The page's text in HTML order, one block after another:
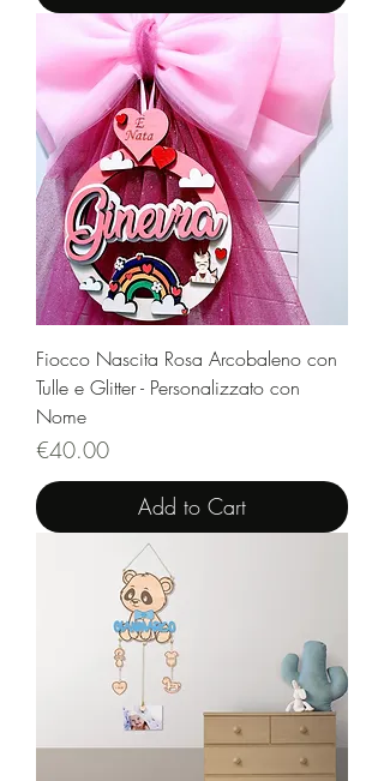
Fiocco Nascita Rosa Arcobaleno con
Tulle e Glitter - Personalizzato con
Nome
Price
€40.00
Add to Cart